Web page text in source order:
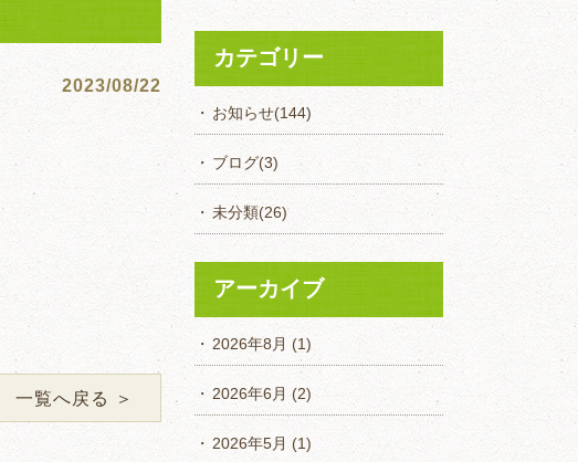
2023/08/22
一覧へ戻る ＞
カテゴリー
お知らせ(144)
ブログ(3)
未分類(26)
アーカイブ
2026年8月 (1)
2026年6月 (2)
2026年5月 (1)